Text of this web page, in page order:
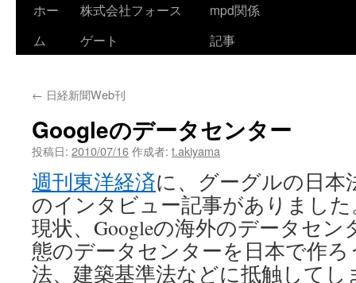
ホー
ム
株式会社フォース
ゲート
mpd関係
記事
← 日経新聞Web刊
Googleのデータセンター
投稿日: 2010/07/16作成者: t.akiyama
週刊東洋経済に、グーグルの日本
のインタビュー記事がありました
現状、Googleの海外のデータセ
態のデータセンターを日本で作
法、建築基準法などに抵触して